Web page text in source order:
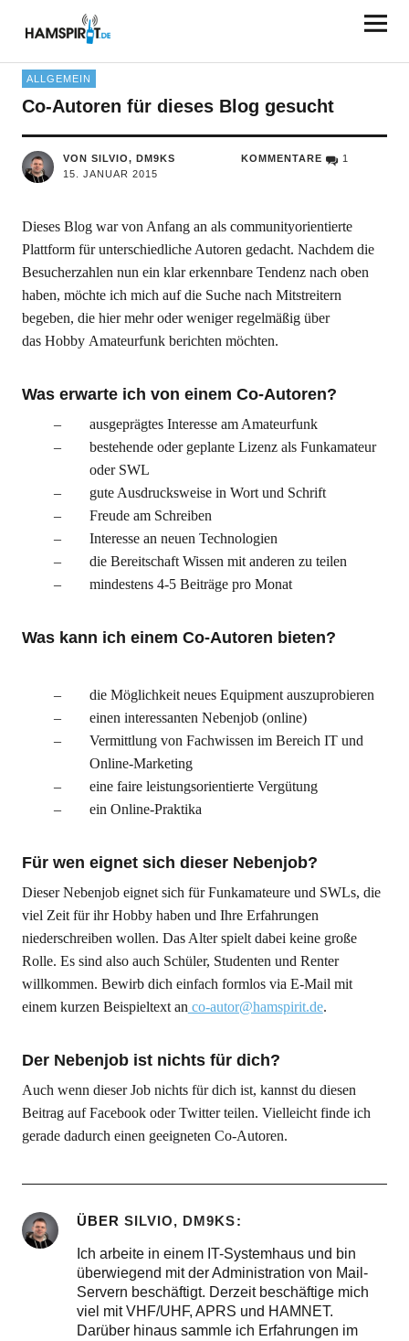
HAMSPIRIT.DE
ALLGEMEIN
Co-Autoren für dieses Blog gesucht
VON SILVIO, DM9KS
15. JANUAR 2015
KOMMENTARE 1
Dieses Blog war von Anfang an als communityorientierte
Plattform für unterschiedliche Autoren gedacht. Nachdem die
Besucherzahlen nun ein klar erkennbare Tendenz nach oben
haben, möchte ich mich auf die Suche nach Mitstreitern
begeben, die hier mehr oder weniger regelmäßig über
das Hobby Amateurfunk berichten möchten.
Was erwarte ich von einem Co-Autoren?
ausgeprägtes Interesse am Amateurfunk
bestehende oder geplante Lizenz als Funkamateur
oder SWL
gute Ausdrucksweise in Wort und Schrift
Freude am Schreiben
Interesse an neuen Technologien
die Bereitschaft Wissen mit anderen zu teilen
mindestens 4-5 Beiträge pro Monat
Was kann ich einem Co-Autoren bieten?
die Möglichkeit neues Equipment auszuprobieren
einen interessanten Nebenjob (online)
Vermittlung von Fachwissen im Bereich IT und
Online-Marketing
eine faire leistungsorientierte Vergütung
ein Online-Praktika
Für wen eignet sich dieser Nebenjob?
Dieser Nebenjob eignet sich für Funkamateure und SWLs, die
viel Zeit für ihr Hobby haben und Ihre Erfahrungen
niederschreiben wollen. Das Alter spielt dabei keine große
Rolle. Es sind also auch Schüler, Studenten und Renter
willkommen. Bewirb dich einfach formlos via E-Mail mit
einem kurzen Beispieltext an co-autor@hamspirit.de.
Der Nebenjob ist nichts für dich?
Auch wenn dieser Job nichts für dich ist, kannst du diesen
Beitrag auf Facebook oder Twitter teilen. Vielleicht finde ich
gerade dadurch einen geeigneten Co-Autoren.
ÜBER SILVIO, DM9KS
Ich arbeite in einem IT-Systemhaus und bin
überwiegend mit der Administration von Mail-
Servern beschäftigt. Derzeit beschäftige mich
viel mit VHF/UHF, APRS und HAMNET.
Darüber hinaus sammle ich Erfahrungen im